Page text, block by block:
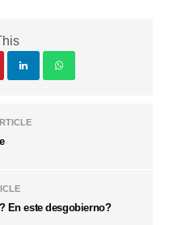
En este desgobierno?